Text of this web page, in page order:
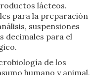
lácteos.
para la preparación
suspensiones
decimales para el
de los
humano y animal.